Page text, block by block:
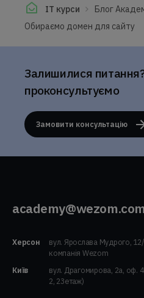
IT курси
Блог
Обираємо домен для сайту
Залишилися
проконсультуємо
Замовити консультацію
Херсон
вул. Ярослава Мудрого,
компанія Wezom
Київ
вул. Драгомирова, 2а, оф.
2, 23етаж)